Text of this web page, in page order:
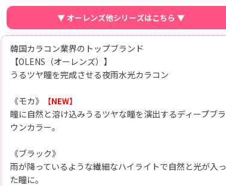
▼ オーレンズ他シリーズはこちら ▼
韓国カラコン業界のトップブランド
【OLENS（オーレンズ）】
うるツヤ瞳を完成させる夜雨水光カラコン
《モカ》 【NEW】
瞳に自然と溶け込みうるツヤな瞳を演出するディープブラ
ウンカラー。
《ブラック》
雨が降っているような繊細なハイライトで自然と光が入っ
た瞳に。